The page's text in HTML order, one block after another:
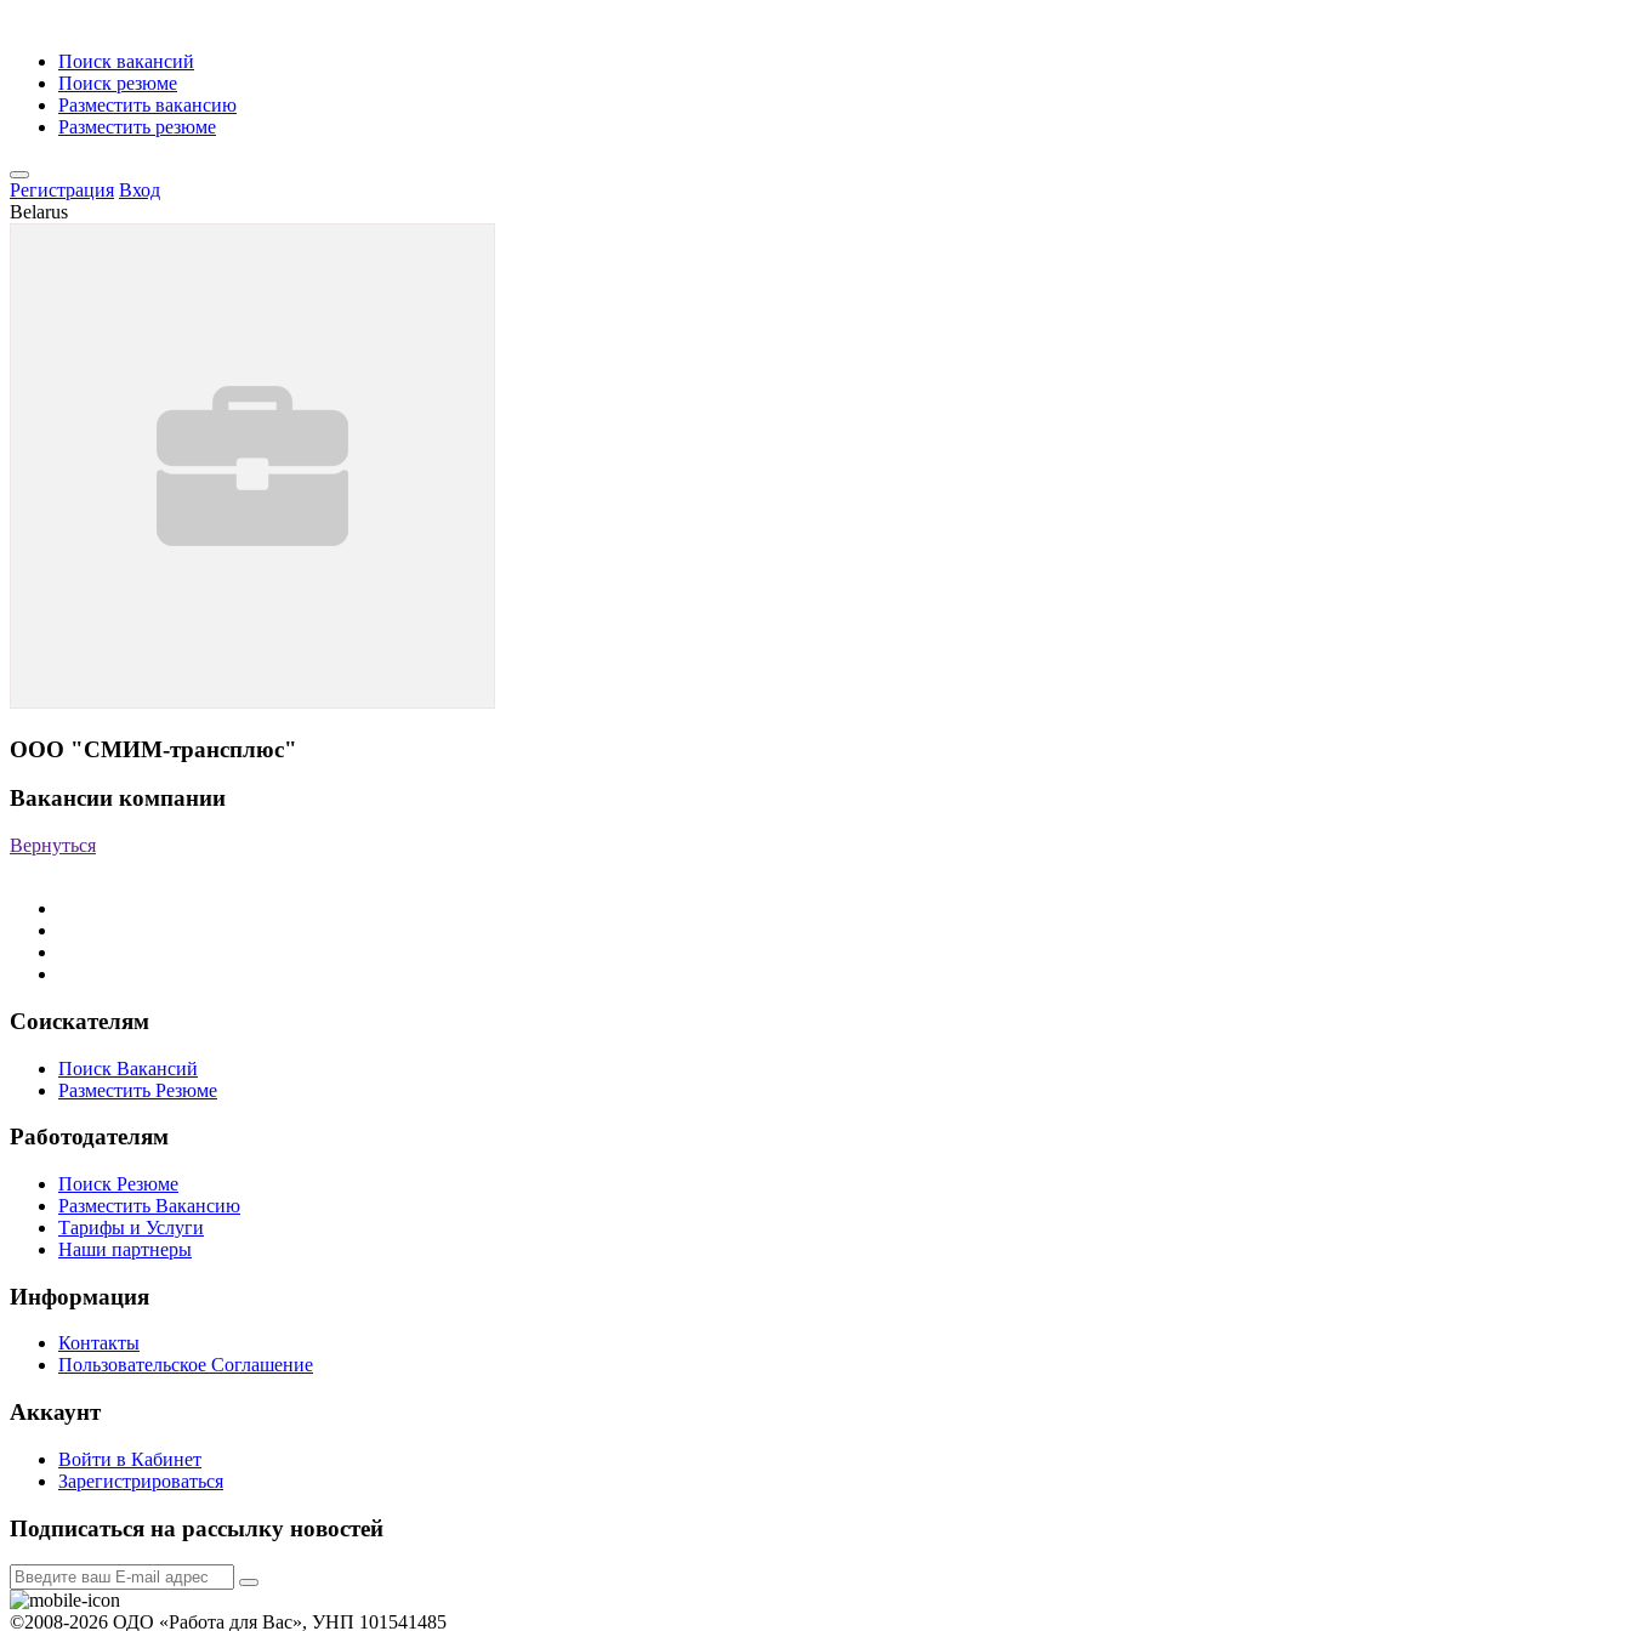
Поиск вакансий
Поиск резюме
Разместить вакансию
Разместить резюме
Регистрация Вход
Belarus
ООО "СМИМ-трансплюс"
Вакансии компании
Вернуться
Соискателям
Поиск Вакансий
Разместить Резюме
Работодателям
Поиск Резюме
Разместить Вакансию
Тарифы и Услуги
Наши партнеры
Информация
Контакты
Пользовательское Соглашение
Аккаунт
Войти в Кабинет
Зарегистрироваться
Подписаться на рассылку новостей
©2008-2026 ОДО «Работа для Вас», УНП 101541485